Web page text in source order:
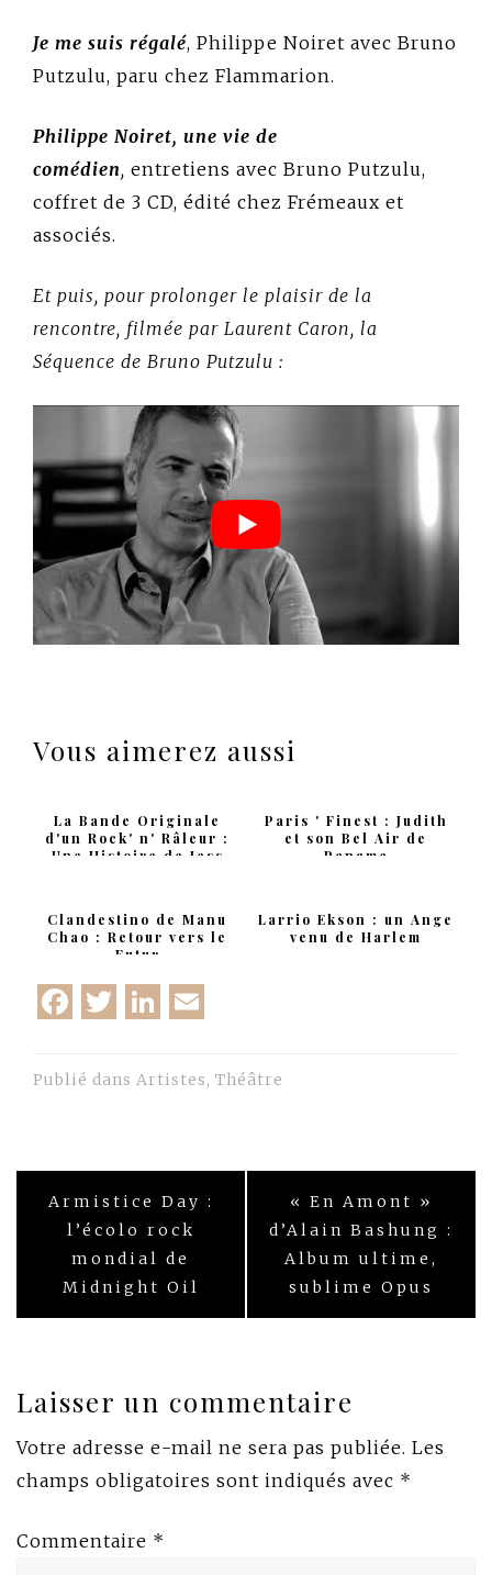
Je me suis régalé, Philippe Noiret avec Bruno
Putzulu, paru chez Flammarion.
Philippe Noiret, une vie de
comédien, entretiens avec Bruno Putzulu,
coffret de 3 CD, édité chez Frémeaux et
associés.
Et puis, pour prolonger le plaisir de la
rencontre, filmée par Laurent Caron, la
Séquence de Bruno Putzulu :
Vous aimerez aussi
La Bande Originale
d'un Rock' n' Râleur :
Une Histoire de Jess
Paris ' Finest : Judith
et son Bel Air de
Paname
Clandestino de Manu
Chao : Retour vers le
Futur
Larrio Ekson : un Ange
venu de Harlem
Facebook
Twitter
LinkedIn
Publié dans Artistes, Théâtre
Navigation
l’article
Armistice Day :
l’écolo rock
mondial de
Midnight Oil
« En Amont »
d’Alain Bashung :
Album ultime,
sublime Opus
Laisser un commentaire
Votre adresse e-mail ne sera pas publiée. Les
champs obligatoires sont indiqués avec *
Commentaire *